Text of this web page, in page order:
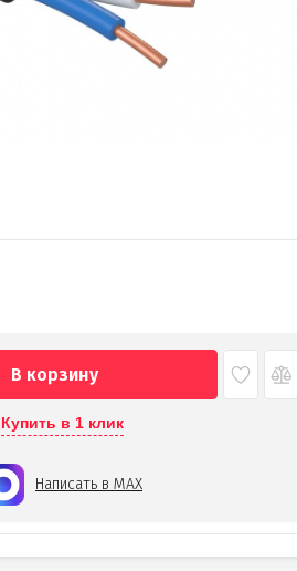
В корзину
Купить в 1 клик
Написать в MAX